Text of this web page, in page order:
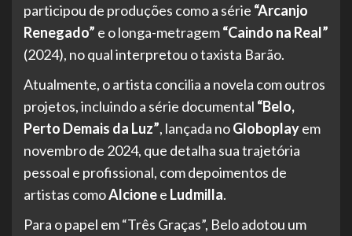
participou de produções como a série “Arcanjo
Renegado” e o longa-metragem“Caindo na Real”
(2024), no qual interpretou o taxista Barão.
Atualmente, o artista concilia a novela com outros
projetos, incluindo a série documental “Belo,
Perto Demais da Luz”, lançada noGloboplayem
novembro de 2024, que detalha sua trajetória
pessoal e profissional, com depoimentos de
artistas comoAlcionee Ludmilla.
Para o papel em “Três Graças”, Belo adotou um